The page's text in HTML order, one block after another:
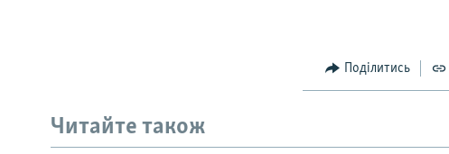
Поділитись
Читайте також